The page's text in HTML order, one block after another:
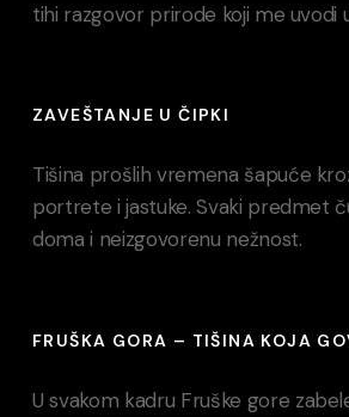
tihi razgovor prirode koji me uvodi
ZAVEŠTANJE U ČIPKI
Tišina prošlih vremena šapuće
portrete i jastuke. Svaki predmet
doma i neizgovorenu nežnost.
FRUŠKA GORA – TIŠINA KOJA
U svakom kadru Fruške gore